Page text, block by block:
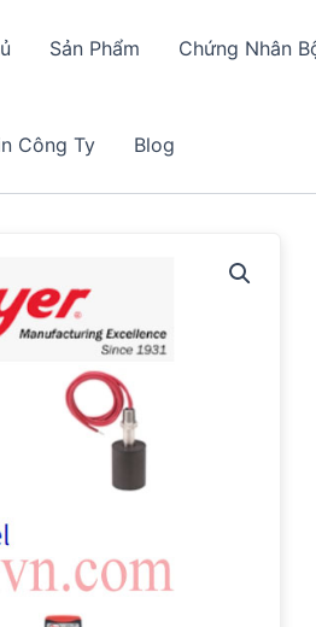
Sản Phẩm Chứng Nhân
Công Ty Blog